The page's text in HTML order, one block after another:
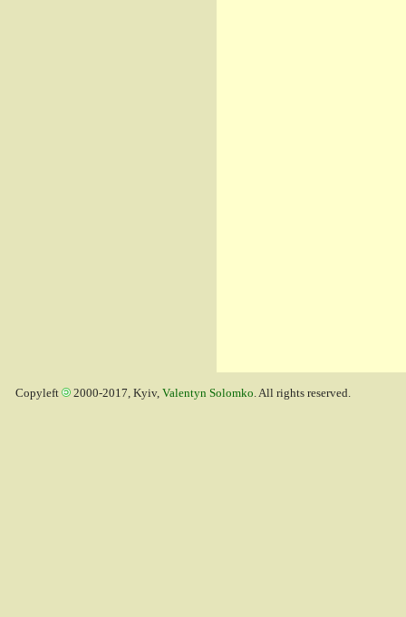
Copyleft 2000-2017, Kyiv, Valentyn Solomko. All rights reserved.